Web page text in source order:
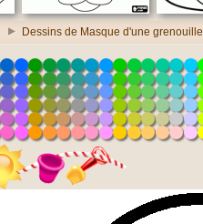
Dessins de Masque d'une grenouille